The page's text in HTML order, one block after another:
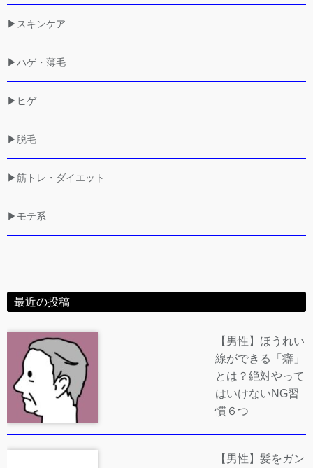
▶スキンケア
▶ハゲ・薄毛
▶ヒゲ
▶脱毛
▶筋トレ・ダイエット
▶モテ系
最近の投稿
【男性】ほうれい
線ができる「癖」
とは？絶対やって
はいけないNG習
慣６つ
【男性】髪をガン